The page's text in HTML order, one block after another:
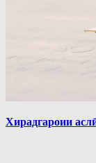
Хирадгароии